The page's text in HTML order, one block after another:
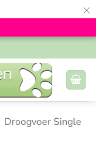
×
Droogvoer Single